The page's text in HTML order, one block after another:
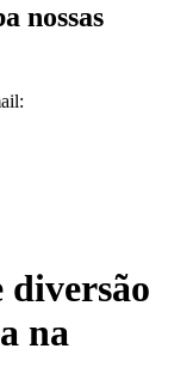
nossas
diversão
na